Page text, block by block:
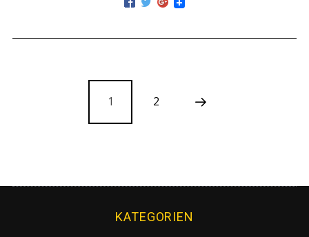
1 2
KATEGORIEN